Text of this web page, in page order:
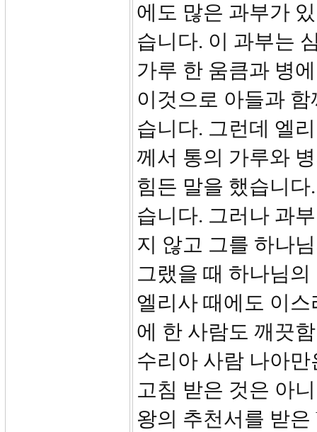
에도 많은 과부가
습니다. 이 과부는
가루 한 움큼과 병
이것으로 아들과
습니다. 그런데 엘
께서 통의 가루와
힘든 말을 했습니
습니다. 그러나 과
지 않고 그를 하나
그랬을 때 하나님
엘리사 때에도 이
에 한 사람도 깨끗
수리아 사람 나아
고침 받은 것은 아
왕의 추천서를 받